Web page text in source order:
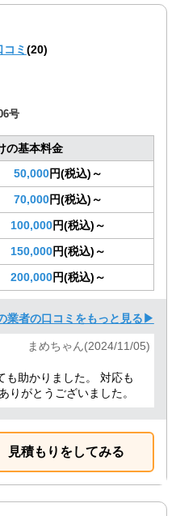
コミ (20)
号
の基本料金
50,000円(税込)～
70,000円(税込)～
100,000円(税込)～
150,000円(税込)～
200,000円(税込)～
業者の口コミをもっと見る▶
まめちゃん(2024/11/05)
も助かりました。 対応も
りがとうございました。
見積もりをしてみる